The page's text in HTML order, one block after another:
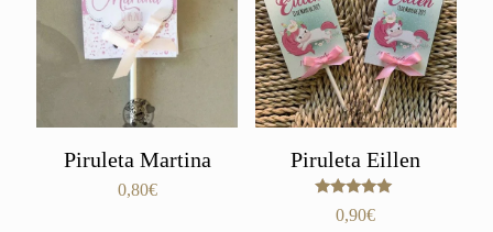
Piruleta Martina
0,80€
Piruleta Eillen
Valorado
con
0,90€